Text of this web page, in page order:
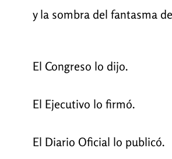
y la sombra del fantasma
El Congreso lo dijo.
El Ejecutivo lo firmó.
El Diario Oficial lo publicó.